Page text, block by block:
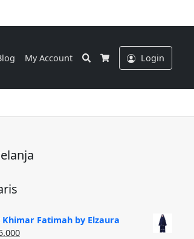
My Account
Search
Cart
Login
Khimar Fatimah by Elzaura
Harga